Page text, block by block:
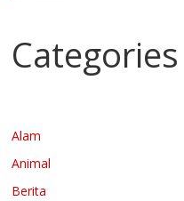
Categories
Alam
Animal
Berita